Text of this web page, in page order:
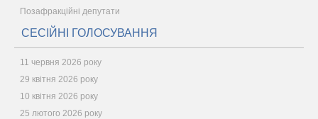
Позафракційні депутати
СЕСІЙНІ ГОЛОСУВАННЯ
11 червня 2026 року
29 квітня 2026 року
10 квітня 2026 року
25 лютого 2026 року